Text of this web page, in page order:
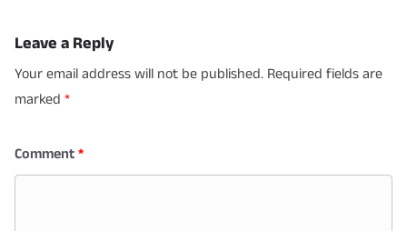
Leave a Reply
Your email address will not be published. Required fields are
marked *
Comment*